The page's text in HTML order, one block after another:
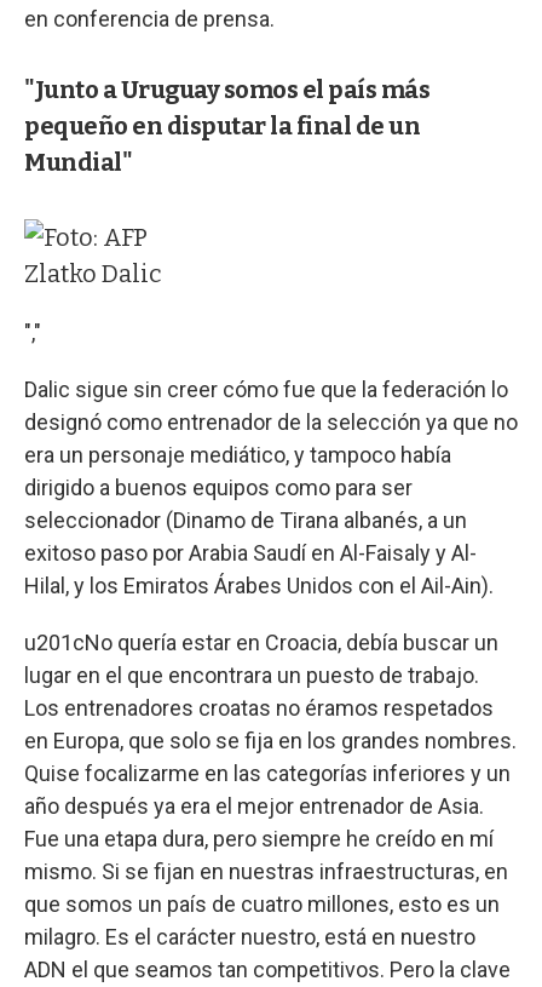
en conferencia de prensa.
"Junto a Uruguay somos el país más
pequeño en disputar la final de un
Mundial"
Zlatko Dalic
","
Dalic sigue sin creer cómo fue que la federación lo
designó como entrenador de la selección ya que no
era un personaje mediático, y tampoco había
dirigido a buenos equipos como para ser
seleccionador (Dinamo de Tirana albanés, a un
exitoso paso por Arabia Saudí en Al-Faisaly y Al-
Hilal, y los Emiratos Árabes Unidos con el Ail-Ain).
u201cNo quería estar en Croacia, debía buscar un
lugar en el que encontrara un puesto de trabajo.
Los entrenadores croatas no éramos respetados
en Europa, que solo se fija en los grandes nombres.
Quise focalizarme en las categorías inferiores y un
año después ya era el mejor entrenador de Asia.
Fue una etapa dura, pero siempre he creído en mí
mismo. Si se fijan en nuestras infraestructuras, en
que somos un país de cuatro millones, esto es un
milagro. Es el carácter nuestro, está en nuestro
ADN el que seamos tan competitivos. Pero la clave